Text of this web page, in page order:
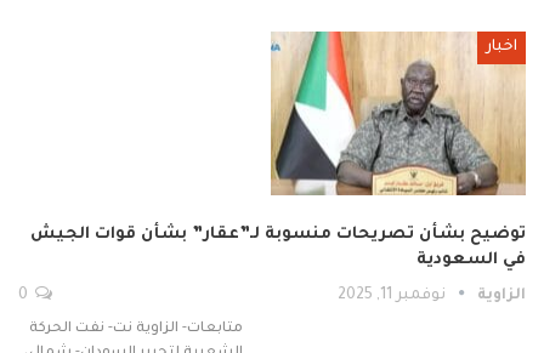
اخبار
توضيح بشأن تصريحات منسوبة لـ”عقار” بشأن قوات الجيش
في السعودية
الزاوية نوفمبر 11, 2025
متابعات- الزاوية نت- نفت الحركة